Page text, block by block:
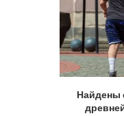
Найдены